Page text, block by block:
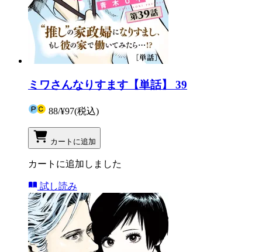
ミワさんなりすます【単話】 39
88/¥97(税込)
カートに追加
カートに追加しました
試し読み